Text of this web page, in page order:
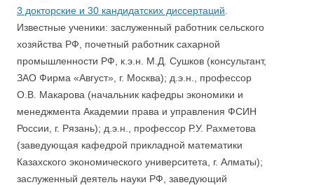
3 докторские и 30 кандидатских диссертаций
Известные ученики: заслуженный работник сельского
хозяйства РФ, почетный работник сахарной
промышленности РФ, к.э.н. М.Д. Сушков (консультант,
ЗАО Фирма «Август», г. Москва); д.э.н., профессор
О.В. Макарова (начальник кафедры экономики и
менеджмента Академии права и управления ФСИН
России, г. Рязань); д.э.н., профессор Р.У. Рахметова
(заведующая кафедрой прикладной математики
Казахского экономического университета, г. Алматы);
заслуженный деятель науки РФ, заведующий